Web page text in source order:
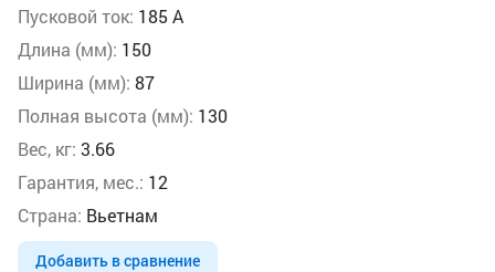
Пусковой ток: 185 А
Длина (мм): 150
Ширина (мм): 87
Полная высота (мм): 130
Вес, кг: 3.66
Гарантия, мес.: 12
Страна: Вьетнам
Добавить в сравнение